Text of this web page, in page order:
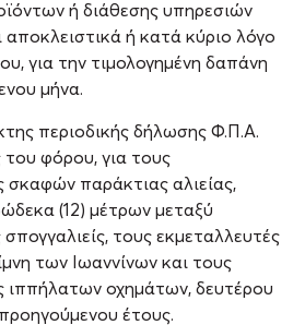
ή διάθεσης υπηρεσιών
αποκλειστικά ή κατά κύριο λόγο
για την τιμολογημένη δαπάνη
μήνα.
περιοδικής δήλωσης Φ.Π.Α.
του φόρου, για τους
σκαφών παράκτιας αλιείας,
(12) μέτρων μεταξύ
τους εκμεταλλευτές
των Ιωαννίνων και τους
ιππήλατων οχημάτων, δευτέρου
έτους.